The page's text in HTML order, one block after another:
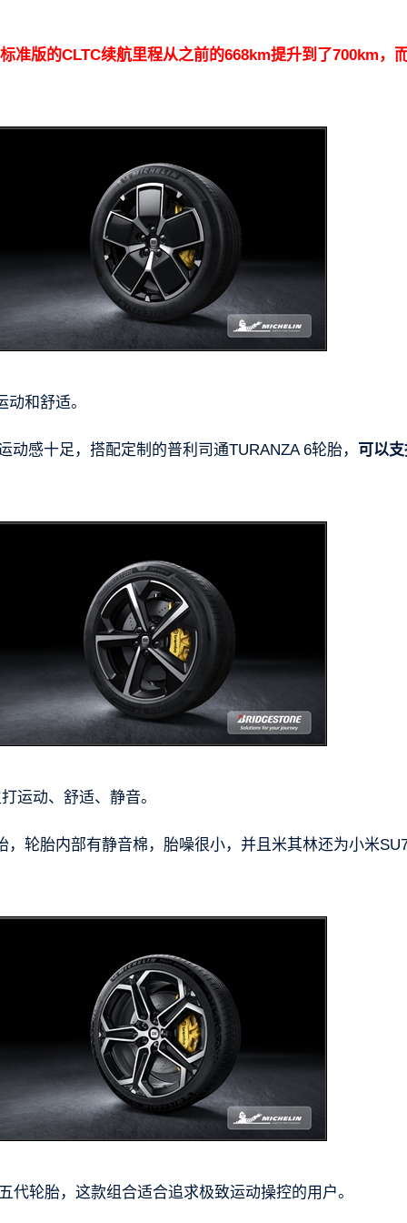
准版的CLTC续航里程从之前的668km提升到了700km，
和舒适。
感十足，搭配定制的普利司通TURANZA 6轮胎， 可以
运动、舒适、静音。
轮胎内部有静音棉，胎噪很小，并且米其林还为小米
轮胎，这款组合适合追求极致运动操控的用户。